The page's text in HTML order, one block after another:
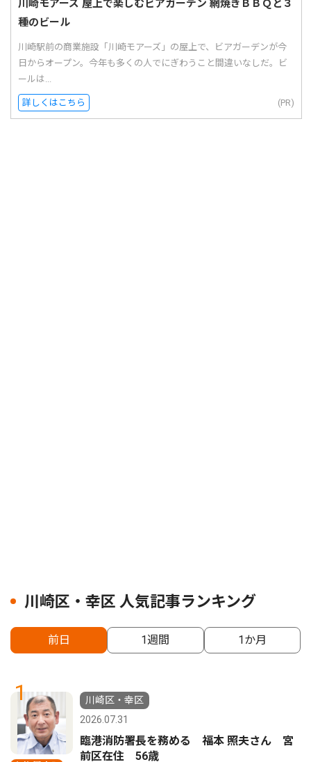
川崎モアーズ 屋上で楽しむビアガーデン 網焼きＢＢＱと３
種のビール
川崎駅前の商業施設「川崎モアーズ」の屋上で、ビアガーデンが今
日からオープン。今年も多くの人でにぎわうこと間違いなしだ。ビ
ールは...
詳しくはこちら (PR)
川崎区・幸区 人気記事ランキング
前日 1週間 1か月
1
川崎区・幸区
2026.07.31
臨港消防署長を務める 福本 照夫さん 宮
前区在住 56歳